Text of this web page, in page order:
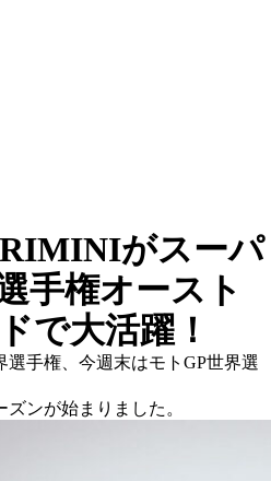
がスーパ
手権オースト
で大活躍！
手権、今週末はモトGP世界選
ンが始まりました。